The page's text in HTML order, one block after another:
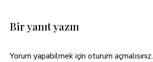
Bir yanıt yazın
Yorum yapabilmek için oturum açmalısınız.